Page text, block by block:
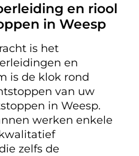
en riool
in Weesp
is het
en
is de klok rond
van uw
in Weesp.
werken enkele
zelfs de